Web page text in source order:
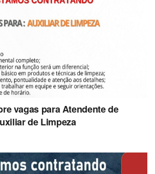
vagas para Atendente de
de Limpeza